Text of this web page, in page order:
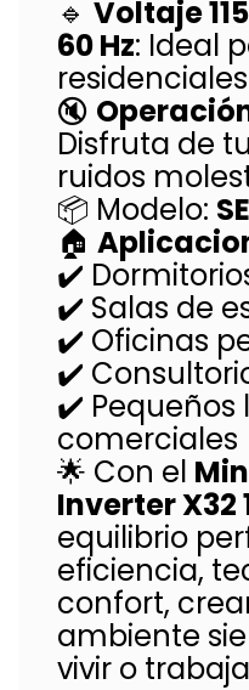
🔹 Voltaje
60 Hz: Ideal
🔇
Disfruta de
ruidos
📦 Modelo:
🏠
✔️
✔️ Salas de
✔️ Oficinas
✔️
✔️ Pequeños
comerciales
🌟 Con el
Inverter X32
equilibrio
eficiencia,
confort,
ambiente
vivir o